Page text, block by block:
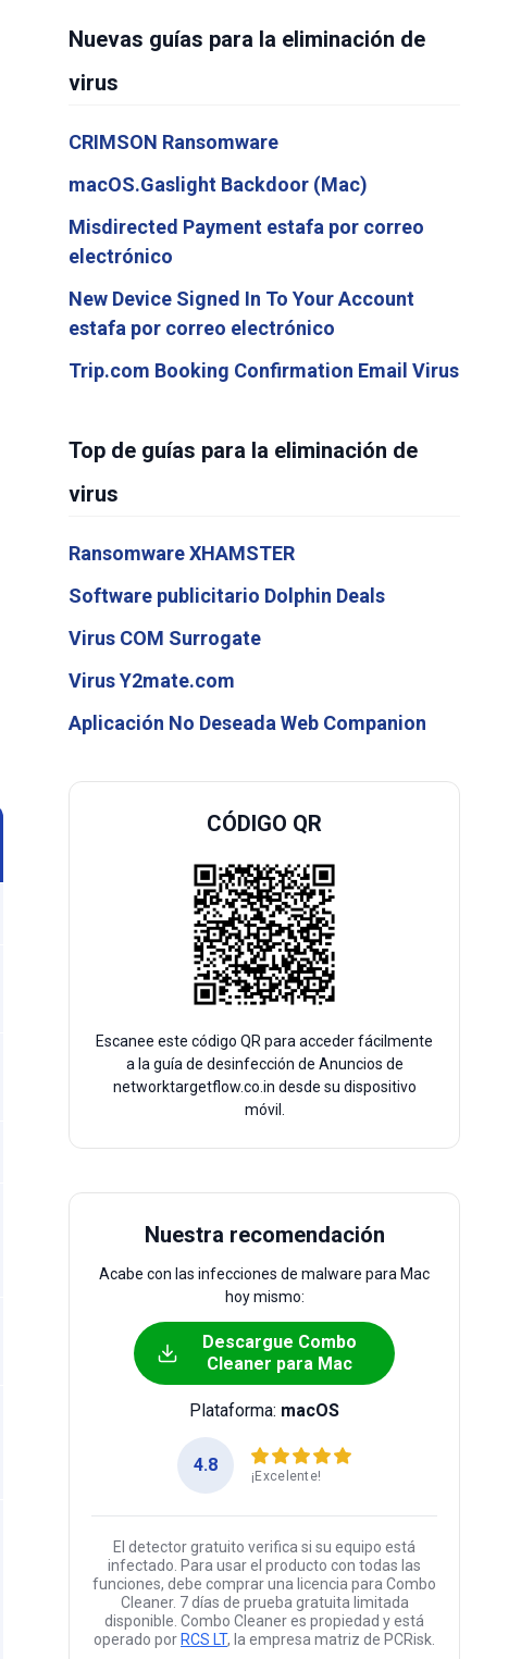
Nuevas guías para la eliminación de
virus
CRIMSON Ransomware
macOS.Gaslight Backdoor (Mac)
Misdirected Payment estafa por correo
electrónico
New Device Signed In To Your Account
estafa por correo electrónico
Trip.com Booking Confirmation Email Virus
Top de guías para la eliminación de
virus
Ransomware XHAMSTER
Software publicitario Dolphin Deals
Virus COM Surrogate
Virus Y2mate.com
Aplicación No Deseada Web Companion
CÓDIGO QR
Escanee este código QR para acceder fácilmente
a la guía de desinfección de Anuncios de
networktargetflow.co.in desde su dispositivo
móvil.
Nuestra recomendación
Acabe con las infecciones de malware para Mac
hoy mismo:
Descargue Combo
Cleaner para Mac
Plataforma: macOS
4.8
¡Excelente!
El detector gratuito verifica si su equipo está
infectado. Para usar el producto con todas las
funciones, debe comprar una licencia para Combo
Cleaner. 7 días de prueba gratuita limitada
disponible. Combo Cleaner es propiedad y está
operado por RCS LT, la empresa matriz de PCRisk.